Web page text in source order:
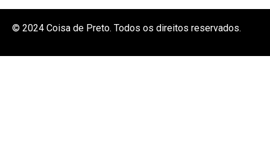
© 2024 Coisa de Preto. Todos os direitos reservados.